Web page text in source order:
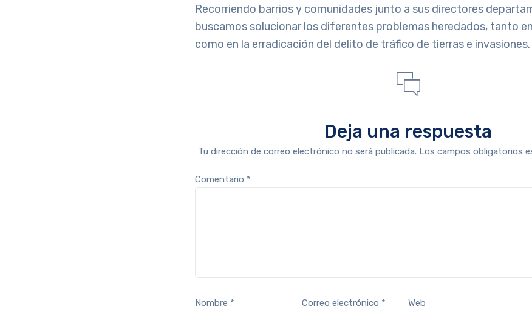
Recorriendo barrios y comunidades junto a sus directores
buscamos solucionar los diferentes problemas heredados, tanto
como en la erradicación del delito de tráfico de tierras e invasiones.
Deja una respuesta
Tu dirección de correo electrónico no será publicada. Los campos obligatorios
Comentario *
Nombre * Correo electrónico * Web